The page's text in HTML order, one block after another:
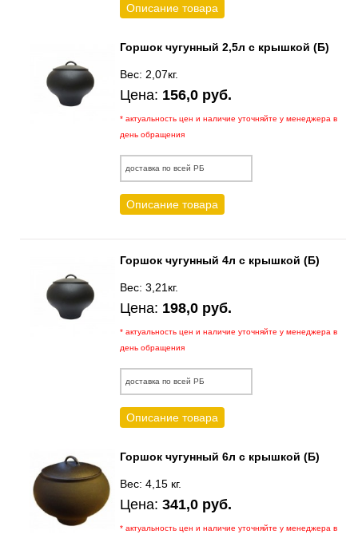
Описание товара
Горшок чугунный 2,5л с крышкой (Б)
Вес: 2,07кг.
Цена: 156,0 руб.
* актуальность цен и наличие уточняйте у менеджера в
день обращения
доставка по всей РБ
Описание товара
Горшок чугунный 4л с крышкой (Б)
Вес: 3,21кг.
Цена: 198,0 руб.
* актуальность цен и наличие уточняйте у менеджера в
день обращения
доставка по всей РБ
Описание товара
Горшок чугунный 6л с крышкой (Б)
Вес: 4,15 кг.
Цена: 341,0 руб.
* актуальность цен и наличие уточняйте у менеджера в